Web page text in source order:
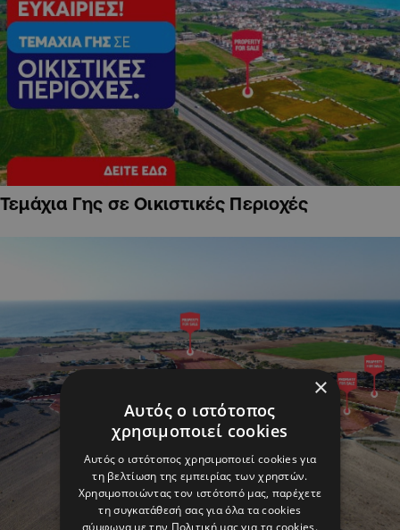
Τεμάχια Γης σε Οικιστικές Περιοχές
×
Αυτός ο ιστότοπος
χρησιμοποιεί cookies
Αυτός ο ιστότοπος χρησιμοποιεί cookies για
τη βελτίωση της εμπειρίας των χρηστών.
Χρησιμοποιώντας τον ιστότοπό μας, παρέχετε
τη συγκατάθεσή σας για όλα τα cookies
σύμφωνα με την Πολιτική μας για τα cookies.